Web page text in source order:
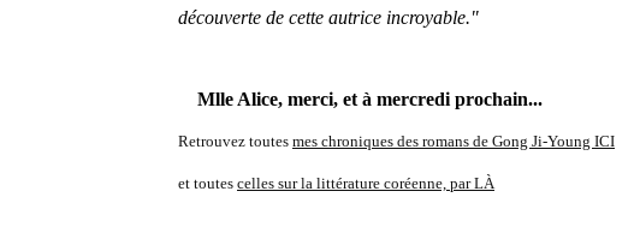
découverte de cette autrice incroyable."
Mlle Alice, merci, et à mercredi prochain...
Retrouvez toutes mes chroniques des romans de Gong Ji-Young ICI
et toutes celles sur la littérature coréenne, par LÀ